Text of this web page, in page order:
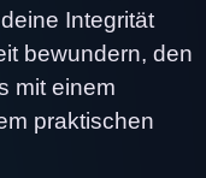
Integrität
bewundern, den
mit einem
praktischen